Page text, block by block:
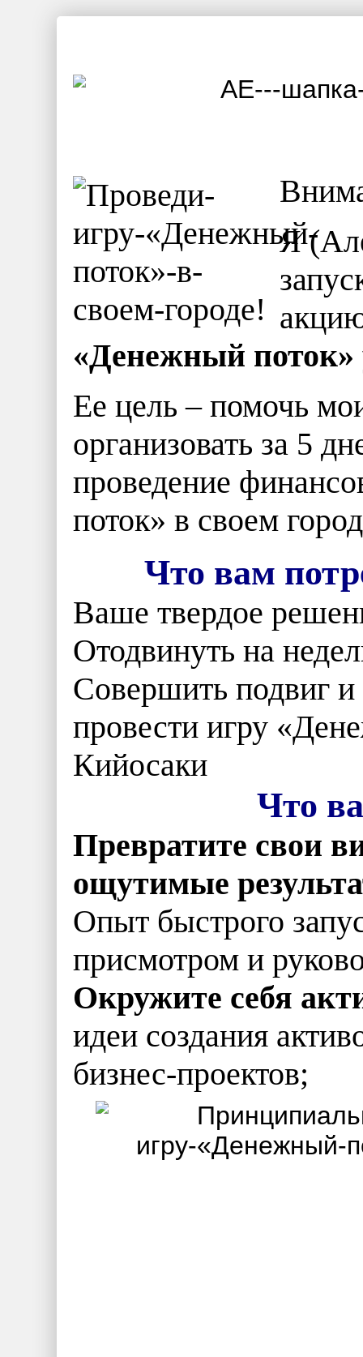
Я
«Денежный поток»
Ее цель – помочь
организовать за 5
проведение
поток» в своем
Что вам
Ваше твердое
Отодвинуть на
Совершить подвиг и
провести игру
Кийосаки
Что
Превратите свои
ощутимые
Опыт быстрого
присмотром и
Окружите себя
идеи создания
бизнес-проектов;